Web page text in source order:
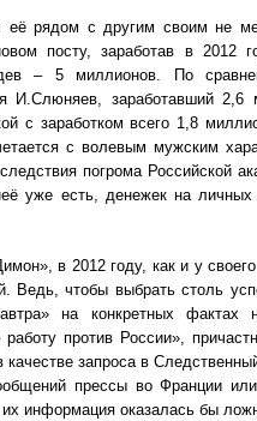
рядом с другим своим не
посту, заработав в 2012
– 5 миллионов. По
И.Слюняев, заработавший 2,6
с заработком всего 1,8
с волевым мужским
погрома Российской
уже есть, денежек на личных
в 2012 году, как и у
Ведь, чтобы выбрать столь
на конкретных фактах
против России»,
запроса в
прессы во Франции
информация оказалась бы